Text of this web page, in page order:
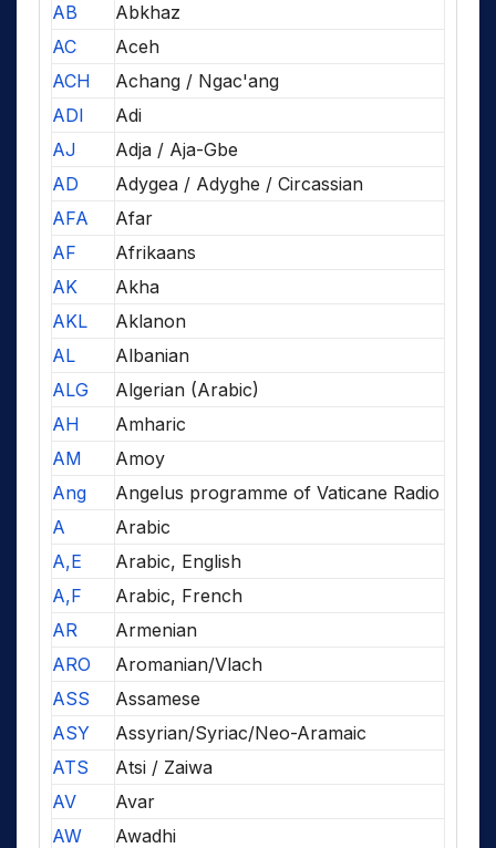
AB
Abkhaz
AC
Aceh
ACH
Achang / Ngac'ang
ADI
Adi
AJ
Adja / Aja-Gbe
AD
Adygea / Adyghe / Circassian
AFA
Afar
AF
Afrikaans
AK
Akha
AKL
Aklanon
AL
Albanian
ALG
Algerian (Arabic)
AH
Amharic
AM
Amoy
Ang
Angelus programme of Vaticane Radio
A
Arabic
A,E
Arabic, English
A,F
Arabic, French
AR
Armenian
ARO
Aromanian/Vlach
ASS
Assamese
ASY
Assyrian/Syriac/Neo-Aramaic
ATS
Atsi / Zaiwa
AV
Avar
AW
Awadhi